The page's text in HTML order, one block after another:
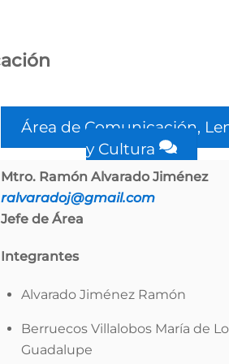
Área de Comunicación,
y Cultura
Mtro. Ramón Alvarado Jiménez
ralvaradoj@gmail.com
Jefe de Área
Integrantes
Alvarado Jiménez Ramón
Berruecos Villalobos María de
Guadalupe